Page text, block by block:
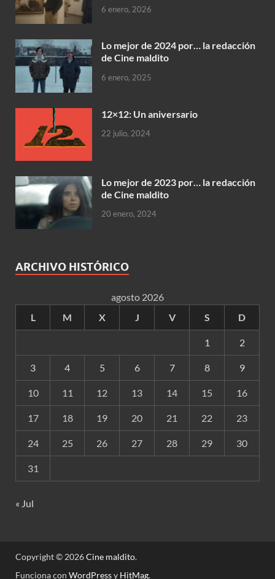
6 enero, 2026
Lo mejor de 2024 por… la redacción
de Cine maldito
6 enero, 2025
12×12: Un aniversario
22 julio, 2024
Lo mejor de 2023 por… la redacción
de Cine maldito
20 enero, 2024
ARCHIVO HISTÓRICO
agosto 2026
L
M X J V S D
1 2
3 4 5 6 7 8 9
10 11 12 13 14 15 16
17 18 19 20 21 22 23
24 25 26 27 28 29 30
31
« Jul
Copyright © 2026Cine maldito.
Funciona con WordPressy HitMag.